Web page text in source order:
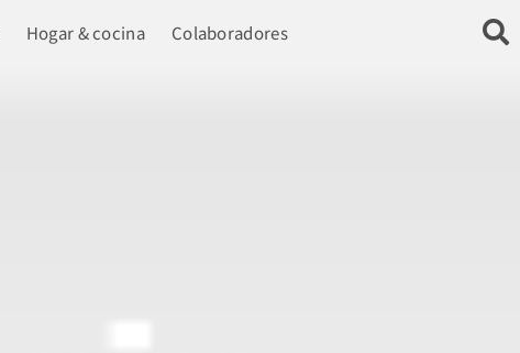
Hogar & cocina Colaboradores